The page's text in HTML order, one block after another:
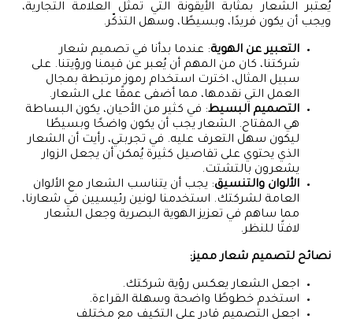
يُعتبر الشعار بمثابة الأيقونة التي تمثل العلامة التجارية،
ويجب أن يكون فريدًا، وبسيطًا، وسهل التذكّر.
التعبير عن الهوية: عندما بدأنا في تصميم شعار
شركتنا، كان من المهم أن يُعبر عن قيمنا ورؤيتنا. على
سبيل المثال، اخترت استخدام رموز مرتبطة بمجال
العمل التي نقدمها، مما أضفى عمقًا على الشعار.
التصميم البسيط: في كثير من الأحيان، يكون البساطة
هي المفتاح. الشعار يجب أن يكون واضحًا وبسيطًا
ليكون سهل التعرف عليه. في تجربتي، رأيت أن الشعار
الذي يحتوي على تفاصيل كثيرة يُمكن أن يجعل الزوار
يشعرون بالتشتت.
الألوان والتنسيق: يجب أن يتناسب الشعار مع الألوان
العامة لشركتك. استخدمنا لونين رئيسيين في شعارنا،
مما ساهم في تعزيز الهوية البصرية وجعل الشعار
لافتًا للنظر.
نصائح لتصميم شعار مميز:
اجعل الشعار يعكس رؤية شركتك.
استخدم خطوطًا واضحة وسهلة القراءة.
اجعل التصميم قادر على التكيف مع مختلف